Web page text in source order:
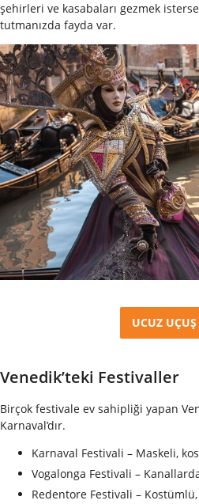
şehirleri ve kasabaları gezmek
tutmanızda fayda var.
UCUZ
Venedik’teki Festivaller
Birçok festivale ev sahipliği yapan
Karnaval’dır.
Karnaval Festivali – Maskeli,
Vogalonga Festivali –
Redentore Festivali –